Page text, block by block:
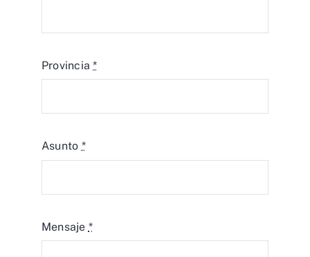
Provincia*
Asunto *
Mensaje *